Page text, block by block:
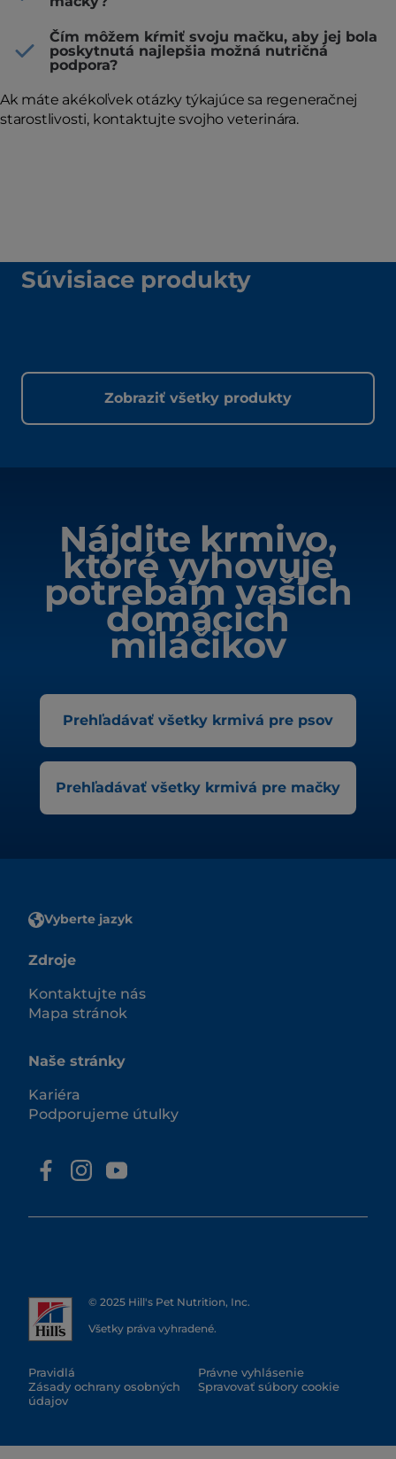
Čím môžem kŕmiť svoju mačku, aby jej bola
poskytnutá najlepšia možná nutričná
podpora?
Ak máte akékoľvek otázky týkajúce sa regeneračnej
starostlivosti, kontaktujte svojho veterinára.
Súvisiace produkty
Zobraziť všetky produkty
Nájdite krmivo,
ktoré vyhovuje
potrebám vašich
domácich
miláčikov
Prehľadávať všetky krmivá pre psov
Prehľadávať všetky krmivá pre mačky
Vyberte jazyk
Zdroje
Kontaktujte nás
Mapa stránok
Naše stránky
Kariéra
Podporujeme útulky
© 2025 Hill's Pet Nutrition, Inc.
Všetky práva vyhradené.
Pravidlá
Zásady ochrany osobných
údajov
Právne vyhlásenie
Spravovať súbory cookie